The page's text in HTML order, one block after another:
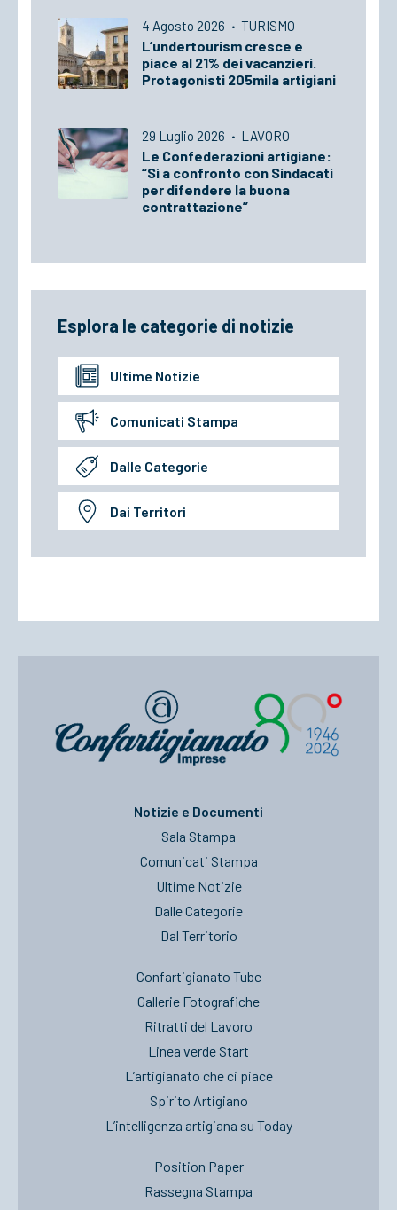
4 Agosto 2026 · TURISMO
L’undertourism cresce e
piace al 21% dei vacanzieri.
Protagonisti 205mila artigiani
29 Luglio 2026 · LAVORO
Le Confederazioni artigiane:
“Sì a confronto con Sindacati
per difendere la buona
contrattazione”
Esplora le categorie di notizie
Ultime Notizie
Comunicati Stampa
Dalle Categorie
Dai Territori
Notizie e Documenti
Sala Stampa
Comunicati Stampa
Ultime Notizie
Dalle Categorie
Dal Territorio
Confartigianato Tube
Gallerie Fotografiche
Ritratti del Lavoro
Linea verde Start
L’artigianato che ci piace
Spirito Artigiano
L’intelligenza artigiana su Today
Position Paper
Rassegna Stampa